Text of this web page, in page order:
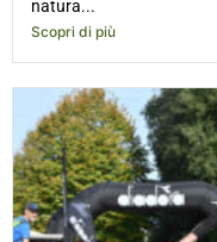
natura...
Scopri di più